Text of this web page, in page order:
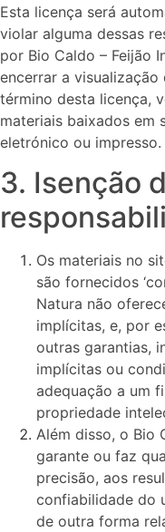
Esta licença será
violar alguma dessas
por Bio Caldo – Feijão
encerrar a visualização
término desta licença,
materiais baixados em
eletrónico ou impresso.
3. Isenção
Os materiais no
são fornecidos
Natura não
implícitas, e, por
outras garantias,
implícitas ou
adequação a um
propriedade
Além disso, o Bio
garante ou faz
precisão, aos
confiabilidade do
de outra forma